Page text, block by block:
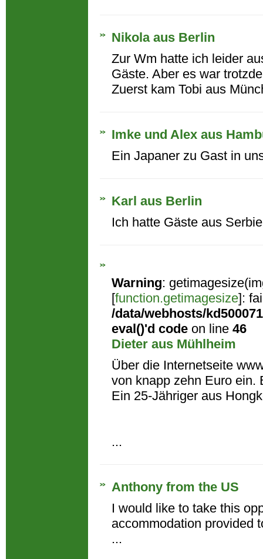
Nikola aus Berlin
Zur Wm hatte ich leider
Gäste. Aber es war
Zuerst kam Tobi aus
Imke und Alex aus
Ein Japaner zu Gast in
Karl aus Berlin
Ich hatte Gäste aus
Warning:
[function.getimagesize]:
/data/webhosts/
eval()'d code on line 46
Dieter aus Mühlheim
Über die Internetseite
von knapp zehn Euro ein.
Ein 25-Jähriger aus
...
Anthony from the US
I would like to take this
accommodation provided
...